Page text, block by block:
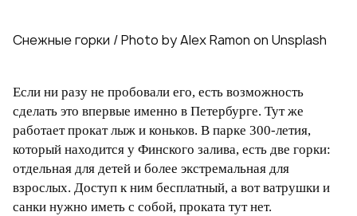
Снежные горки / Photo by Alex Ramon on Unsplash
Если ни разу не пробовали его, есть возможность
сделать это впервые именно в Петербурге. Тут же
работает прокат лыж и коньков. В парке 300-летия,
который находится у Финского залива, есть две горки:
отдельная для детей и более экстремальная для
взрослых. Доступ к ним бесплатный, а вот ватрушки и
санки нужно иметь с собой, проката тут нет.